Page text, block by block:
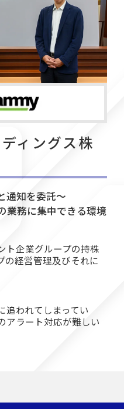
ィングス株
通知を委託～
業務に集中できる環境
ト企業グループの持株
の経営管理及びそれに
追われてしまってい
アラート対応が難しい